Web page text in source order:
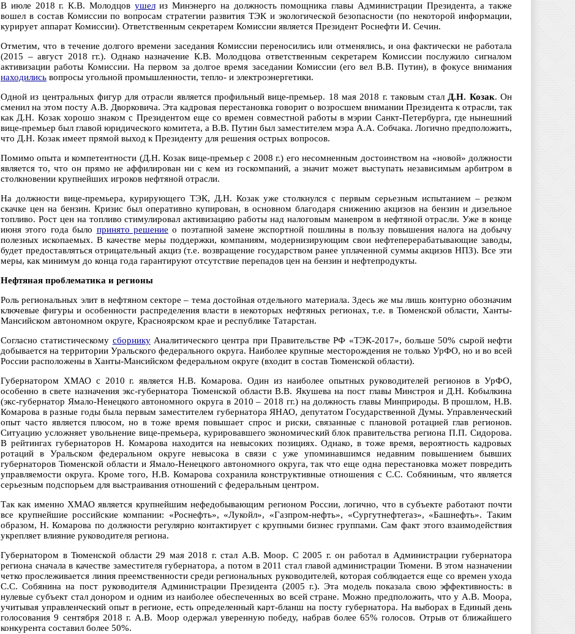
В июле 2018 г. К.В. Молодцов ушелиз Минэнерго на должность помощника главы Администрации Президента, а также
вошел в состав Комиссии по вопросам стратегии развития ТЭК и экологической безопасности (по некоторой информации,
курирует аппарат Комиссии). Ответственным секретарем Комиссии является Президент Роснефти И. Сечин.
Отметим, что в течение долгого времени заседания Комиссии переносились или отменялись, и она фактически не работала
(2015 – август 2018 гг.). Однако назначение К.В. Молодцова ответственным секретарем Комиссии послужило сигналом
активизации работы Комиссии. На первом за долгое время заседании Комиссии (его вел В.В. Путин), в фокусе внимания
находились вопросы угольной промышленности, тепло- и электроэнергетики.
Одной из центральных фигур для отрасли является профильный вице-премьер. 18 мая 2018 г. таковым стал Д.Н. Козак. Он
сменил на этом посту А.В. Дворковича. Эта кадровая перестановка говорит о возросшем внимании Президента к отрасли, так
как Д.Н. Козак хорошо знаком с Президентом еще со времен совместной работы в мэрии Санкт-Петербурга, где нынешний
вице-премьер был главой юридического комитета, а В.В. Путин был заместителем мэра А.А. Собчака. Логично предположить,
что Д.Н. Козак имеет прямой выход к Президенту для решения острых вопросов.
Помимо опыта и компетентности (Д.Н. Козак вице-премьер с 2008 г.) его несомненным достоинством на «новой» должности
является то, что он прямо не аффилирован ни с кем из госкомпаний, а значит может выступать независимым арбитром в
столкновении крупнейших игроков нефтяной отрасли.
На должности вице-премьера, курирующего ТЭК, Д.Н. Козак уже столкнулся с первым серьезным испытанием – резком
скачке цен на бензин. Кризис был оперативно купирован, в основном благодаря снижению акцизов на бензин и дизельное
топливо. Рост цен на топливо стимулировал активизацию работы над налоговым маневром в нефтяной отрасли. Уже в конце
июня этого года было принято решение о поэтапной замене экспортной пошлины в пользу повышения налога на добычу
полезных ископаемых. В качестве меры поддержки, компаниям, модернизирующим свои нефтеперерабатывающие заводы,
будет предоставляться отрицательный акциз (т.е. возвращение государством ранее уплаченной суммы акцизов НПЗ). Все эти
меры, как минимум до конца года гарантируют отсутствие перепадов цен на бензин и нефтепродукты.
Нефтяная проблематика и регионы
Роль региональных элит в нефтяном секторе – тема достойная отдельного материала. Здесь же мы лишь контурно обозначим
ключевые фигуры и особенности распределения власти в некоторых нефтяных регионах, т.е. в Тюменской области, Ханты-
Мансийском автономном округе, Красноярском крае и республике Татарстан.
Согласно статистическому сборникуАналитического центра при Правительстве РФ «ТЭК-2017», больше 50% сырой нефти
добывается на территории Уральского федерального округа. Наиболее крупные месторождения не только УрФО, но и во всей
России расположены в Ханты-Мансийском федеральном округе (входит в состав Тюменской области).
Губернатором ХМАО с 2010 г. является Н.В. Комарова. Один из наиболее опытных руководителей регионов в УрФО,
особенно в свете назначения экс-губернатора Тюменской области В.В. Якушева на пост главы Минстроя и Д.Н. Кобылкина
(экс-губернатор Ямало-Ненецкого автономного округа в 2010 – 2018 гг.) на должность главы Минприроды. В прошлом, Н.В.
Комарова в разные годы была первым заместителем губернатора ЯНАО, депутатом Государственной Думы. Управленческий
опыт часто является плюсом, но в тоже время повышает спрос и риски, связанные с плановой ротацией глав регионов.
Ситуацию усложняет увольнение вице-премьера, курировавшего экономический блок правительства региона П.П. Сидорова.
В рейтингах губернаторов Н. Комарова находится на невысоких позициях. Однако, в тоже время, вероятность кадровых
ротаций в Уральском федеральном округе невысока в связи с уже упоминавшимся недавним повышением бывших
губернаторов Тюменской области и Ямало-Ненецкого автономного округа, так что еще одна перестановка может повредить
управляемости округа. Кроме того, Н.В. Комарова сохранила конструктивные отношения с С.С. Собяниным, что является
серьезным подспорьем для выстраивания отношений с федеральным центром.
Так как именно ХМАО является крупнейшим нефедобывающим регионом России, логично, что в субъекте работают почти
все крупнейшие российские компании: «Роснефть», «Лукойл», «Газпром-нефть», «Сургутнефтегаз», «Башнефть». Таким
образом, Н. Комарова по должности регулярно контактирует с крупными бизнес группами. Сам факт этого взаимодействия
укрепляет влияние руководителя региона.
Губернатором в Тюменской области 29 мая 2018 г. стал А.В. Моор. С 2005 г. он работал в Администрации губернатора
региона сначала в качестве заместителя губернатора, а потом в 2011 стал главой администрации Тюмени. В этом назначении
четко прослеживается линия преемственности среди региональных руководителей, которая соблюдается еще со времен ухода
С.С. Собянина на пост руководителя Администрации Президента (2005 г.). Эта модель показала свою эффективность: в
нулевые субъект стал донором и одним из наиболее обеспеченных во всей стране. Можно предположить, что у А.В. Моора,
учитывая управленческий опыт в регионе, есть определенный карт-бланш на посту губернатора. На выборах в Единый день
голосования 9 сентября 2018 г. А.В. Моор одержал уверенную победу, набрав более 65% голосов. Отрыв от ближайшего
конкурента составил более 50%.